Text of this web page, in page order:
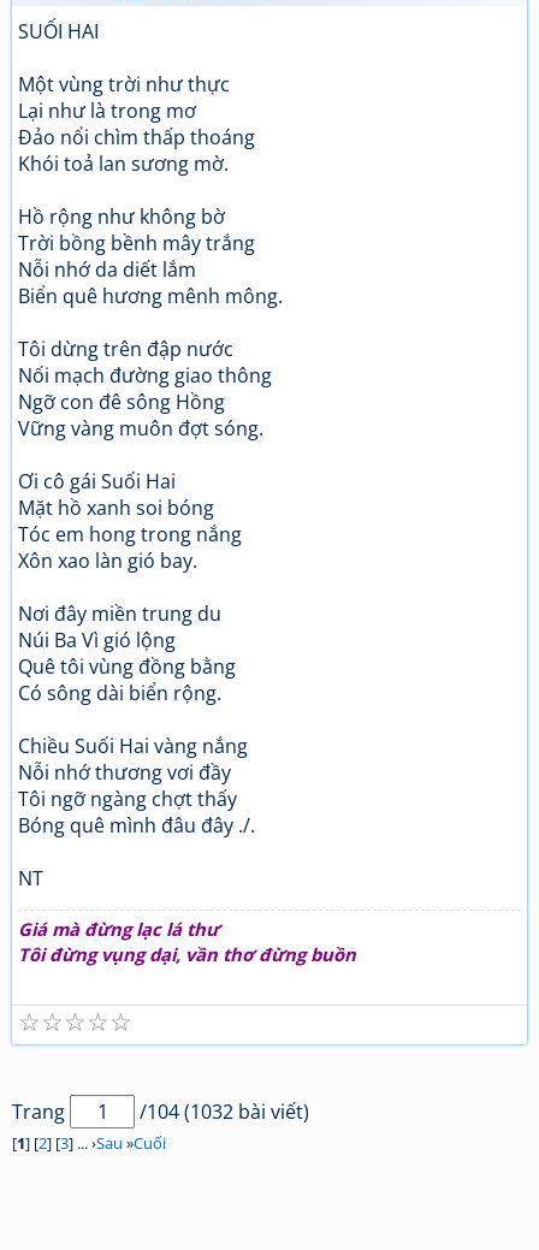
SUỐI HAI
Một vùng trời như thực
Lại như là trong mơ
Đảo nổi chìm thấp thoáng
Khói toả lan sương mờ.
Hồ rộng như không bờ
Trời bồng bềnh mây trắng
Nỗi nhớ da diết lắm
Biển quê hương mênh mông.
Tôi dừng trên đập nước
Nối mạch đường giao thông
Ngỡ con đê sông Hồng
Vững vàng muôn đợt sóng.
Ơi cô gái Suối Hai
Mặt hồ xanh soi bóng
Tóc em hong trong nắng
Xôn xao làn gió bay.
Nơi đây miền trung du
Núi Ba Vì gió lộng
Quê tôi vùng đồng bằng
Có sông dài biển rộng.
Chiều Suối Hai vàng nắng
Nỗi nhớ thương vơi đầy
Tôi ngỡ ngàng chợt thấy
Bóng quê mình đâu đây ./.
NT
Giá mà đừng lạc lá thư
Tôi đừng vụng dại, vần thơ đừng buồn
☆
☆
☆
☆
☆
Trang /104 (1032 bài viết)
[1] [2] [3] ... ›Sau »Cuối